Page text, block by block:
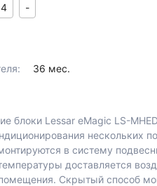
-
36 мес.
блоки Lessar eMagic LS-
нескольких
в систему
доставляется
Скрытый способ